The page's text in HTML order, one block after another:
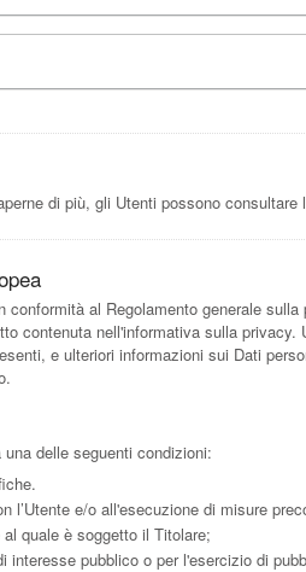
di più, gli Utenti possono
al Regolamento generale
contenuta nell'informativa sulla
e ulteriori informazioni sui Dati
delle seguenti condizioni:
l’Utente e/o all'esecuzione di misure
quale è soggetto il Titolare;
pubblico o per l'esercizio di